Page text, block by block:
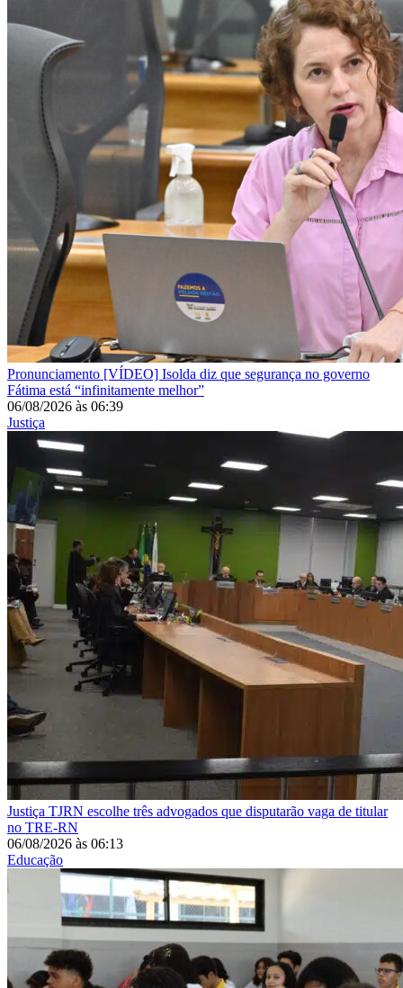
Pronunciamento [VÍDEO] Isolda diz que segurança no governo
Fátima está “infinitamente melhor”
06/08/2026 às 06:39
Justiça
Justiça TJRN escolhe três advogados que disputarão vaga de titular
no TRE-RN
06/08/2026 às 06:13
Educação